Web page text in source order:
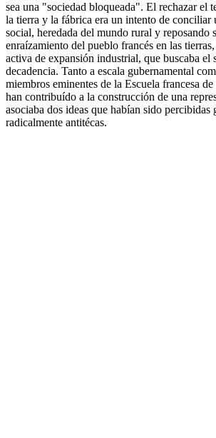
sea una "sociedad bloqueada". El rechazar el
la tierra y la fábrica era un intento de conciliar
social, heredada del mundo rural y reposando
enraízamiento del pueblo francés en las
activa de expansión industrial, que buscaba el
decadencia. Tanto a escala gubernamental
miembros eminentes de la Escuela francesa
han contribuído a la construcción de una
asociaba dos ideas que habían sido percibidas
radicalmente antitécas.